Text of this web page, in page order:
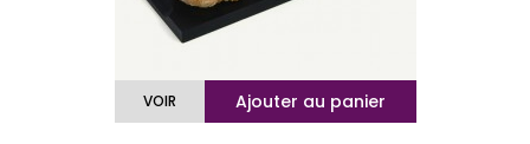
Ajouter au panier
VOIR